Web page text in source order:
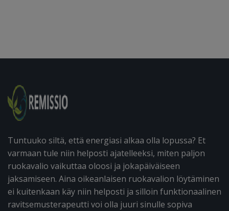
Tuntuuko siltä, että energiasi alkaa olla lopussa? Et
varmaan tule niin helposti ajatelleeksi, miten paljon
ruokavalio vaikuttaa oloosi ja jokapäiväiseen
jaksamiseen. Aina oikeanlaisen ruokavalion löytäminen
ei kuitenkaan käy niin helposti ja silloin funktionaalinen
ravitsemusterapeutti voi olla juuri sinulle sopiva